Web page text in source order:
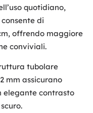
quotidiano,
consente di
offrendo maggiore
conviviali.
tubolare
mm assicurano
elegante contrasto